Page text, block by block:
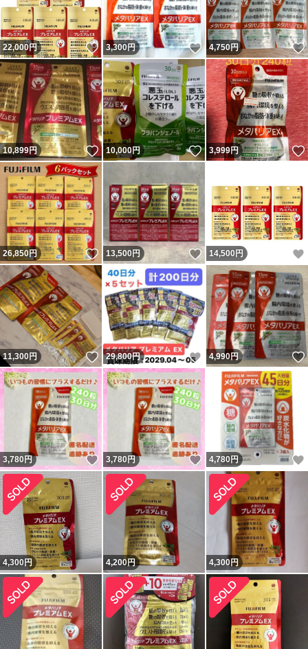
22,000円 いいね！
3,300円 いいね！
4,750円
10,899円 いいね！
10,000円 いいね！
3,999円
26,850円 いいね！
13,500円 いいね！
14,500 円
11,300円 いいね！
29,800円 いいね！
4,990円
3,780円 いいね！
3,780円 いいね！
4,780円
4,300円 4,200円 4,300円